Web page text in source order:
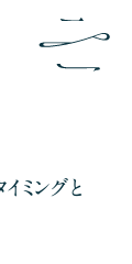
ミングと